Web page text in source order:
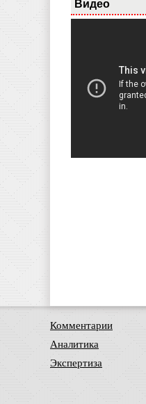
Видео
Комментарии
Аналитика
Экспертиза